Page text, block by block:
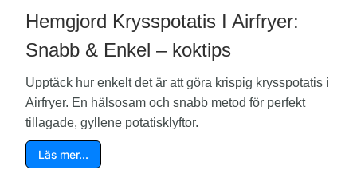
Hemgjord Krysspotatis I Airfryer:
Snabb & Enkel – koktips
Upptäck hur enkelt det är att göra krispig krysspotatis i
Airfryer. En hälsosam och snabb metod för perfekt
tillagade, gyllene potatisklyftor.
Läs mer…